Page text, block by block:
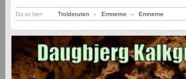
Du er her: Trolderuten - Emnerne - Emnerne